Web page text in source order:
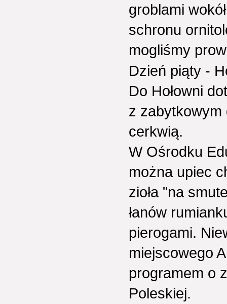
groblami
schronu
mogliśmy
Dzień piąty -
Do Hołowni
z zabytkowym
cerkwią.
W Ośrodku
można upiec
zioła "na
łanów
pierogami.
miejscowego
programem o
Poleskiej.